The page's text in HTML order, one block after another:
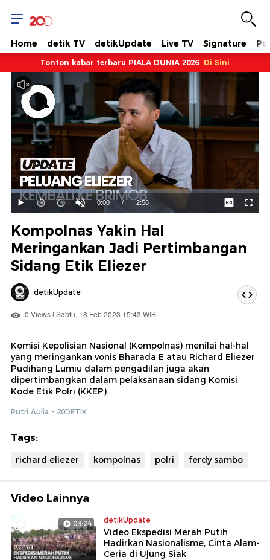
Home detik TV detikUpdate Live TV Signature
Tonton kabar terbaru PIALA DUNIA 2026 Di Sini
Mainkan
Suara
Hidup
Waktu
0:00 / Durasi
2:58
Dimuat:
33.74%
Kompolnas Yakin Hal
Meringankan Jadi Pertimbangan
Sidang Etik Eliezer
detikUpdate
0 Views | Sabtu, 18 Feb 2023 15:43 WIB
Komisi Kepolisian Nasional (Kompolnas) menilai hal-hal
yang meringankan vonis Bharada E atau Richard Eliezer
Pudihang Lumiu dalam pengadilan juga akan
dipertimbangkan dalam pelaksanaan sidang Komisi
Kode Etik Polri (KKEP).
Putri Aulia - 20DETIK
Tags:
richard eliezer kompolnas polri ferdy sambo
Video Lainnya
03:24 detikUpdate
Video Ekspedisi Merah Putih
Hadirkan Nasionalisme, Cinta Alam-
Ceria di Ujung Siak